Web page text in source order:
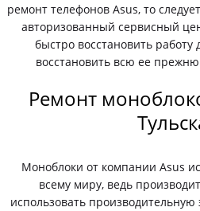
ремонт телефонов Asus, то
авторизованный сервисный
быстро восстановить
восстановить всю ее
Ремонт
Моноблоки от компании Asus
всему миру, ведь
использовать производительную